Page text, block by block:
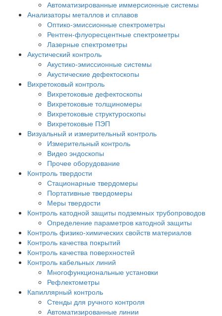
Автоматизированные иммерсионные системы
Анализаторы металлов и сплавов
Оптико-эмиссионные спектрометры
Рентген-флуоресцентные спектрометры
Лазерные спектрометры
Акустический контроль
Акустико-эмиссионные системы
Акустические дефектоскопы
Вихретоковый контроль
Вихретоковые дефектоскопы
Вихретоковые толщиномеры
Вихретоковые структуроскопы
Вихретоковые ПЭП
Визуальный и измерительный контроль
Измерительный контроль
Видео эндоскопы
Прочее оборудование
Контроль твердости
Стационарные твердомеры
Портативные твердомеры
Меры твердости
Контроль катодной защиты подземных трубопроводов
Определение параметров катодной защиты
Контроль физико-химических свойств материалов
Контроль качества покрытий
Контроль качества поверхностей
Контроль кабельных линий
Многофункциональные установки
Рефлектометры
Капиллярный контроль
Стенды для ручного контроля
Автоматизированные линии